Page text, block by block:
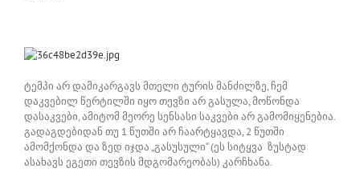
ტემპი არ დამიკარგავს მთელი ტურის მანძილზე, ჩემ
დაკვებილ წერტილში იყო თევზი არ გასულა, მოწონდა
დასაკვები, ამიტომ მეორე სენსასი საკვები არ გამომიყენებია.
გადაგდებიდან თუ 1 წუთში არ ჩაარტყავდა, 2 წუთში
ამომქონდა და ზედ იჯდა „გასუსული“ (ეს სიტყვა ზუსტად
ასახავს ეგეთი თევზის მდგომარეობას) კარჩხანა.